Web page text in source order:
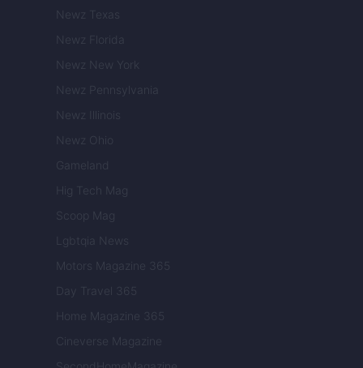
Newz Texas
Newz Florida
Newz New York
Newz Pennsylvania
Newz Illinois
Newz Ohio
Gameland
Hig Tech Mag
Scoop Mag
Lgbtqia News
Motors Magazine 365
Day Travel 365
Home Magazine 365
Cineverse Magazine